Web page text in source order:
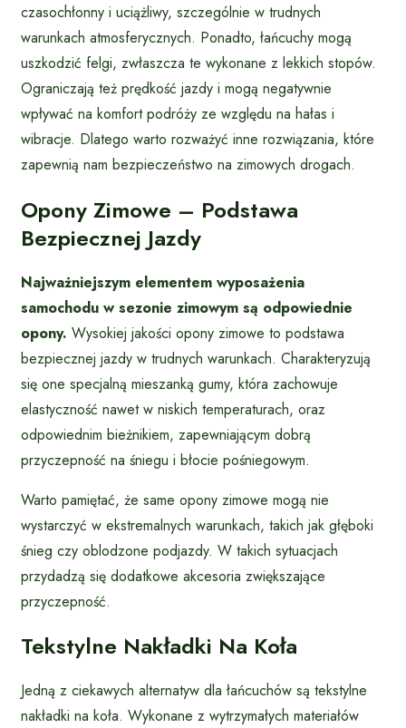
czasochłonny i uciążliwy, szczególnie w trudnych
warunkach atmosferycznych. Ponadto, łańcuchy mogą
uszkodzić felgi, zwłaszcza te wykonane z lekkich stopów.
Ograniczają też prędkość jazdy i mogą negatywnie
wpływać na komfort podróży ze względu na hałas i
wibracje. Dlatego warto rozważyć inne rozwiązania, które
zapewnią nam bezpieczeństwo na zimowych drogach.
Opony Zimowe – Podstawa
Bezpiecznej Jazdy
Najważniejszym elementem wyposażenia
samochodu w sezonie zimowym są odpowiednie
opony. Wysokiej jakości opony zimowe to podstawa
bezpiecznej jazdy w trudnych warunkach. Charakteryzują
się one specjalną mieszanką gumy, która zachowuje
elastyczność nawet w niskich temperaturach, oraz
odpowiednim bieżnikiem, zapewniającym dobrą
przyczepność na śniegu i błocie pośniegowym.
Warto pamiętać, że same opony zimowe mogą nie
wystarczyć w ekstremalnych warunkach, takich jak głęboki
śnieg czy oblodzone podjazdy. W takich sytuacjach
przydadzą się dodatkowe akcesoria zwiększające
przyczepność.
Tekstylne Nakładki Na Koła
Jedną z ciekawych alternatyw dla łańcuchów są tekstylne
nakładki na koła. Wykonane z wytrzymałych materiałów